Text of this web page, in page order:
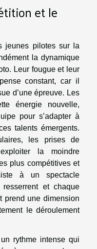
et le
jeunes pilotes sur la
la dynamique
Leur fougue et leur
constant, car il
d’une épreuve. Les
énergie nouvelle,
pour s’adapter à
talents émergents.
les prises de
la moindre
plus compétitives et
à un spectacle
et chaque
prend une dimension
le déroulement
rythme intense qui